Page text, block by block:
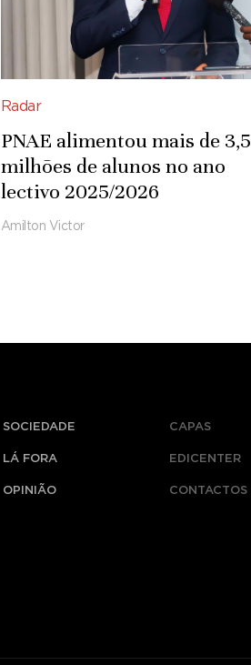
Radar
PNAE alimentou mais de 3,5
milhões de alunos no ano
lectivo 2025/2026
Amilton Victor
SOCIEDADE
LÁ FORA
OPINIÃO
CAPAS
EDICENTER
CONTACTOS